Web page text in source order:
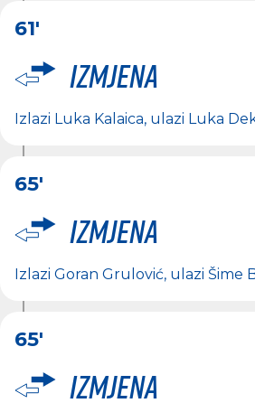
61'
Izmjena
Izlazi Luka Kalaica, ulazi Luka
65'
Izmjena
Izlazi Goran Grulović, ulazi Šime
65'
Izmjena